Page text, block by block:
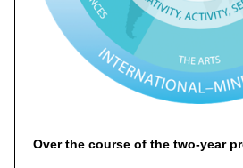
Over the course of the two-year